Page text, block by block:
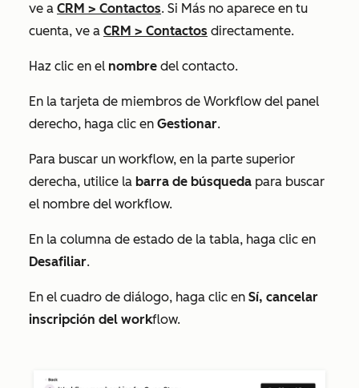
ve a CRM > Contactos. Si Más no aparece en tu
cuenta, ve a CRM > Contactos directamente.
Haz clic en el nombre del contacto.
En la tarjeta de miembros de Workflow del panel
derecho, haga clic en Gestionar.
Para buscar un workflow, en la parte superior
derecha, utilice la barra de búsqueda para buscar
el nombre del workflow.
En la columna de estado de la tabla, haga clic en
Desafiliar.
En el cuadro de diálogo, haga clic en Sí, cancelar
inscripción del workflow.